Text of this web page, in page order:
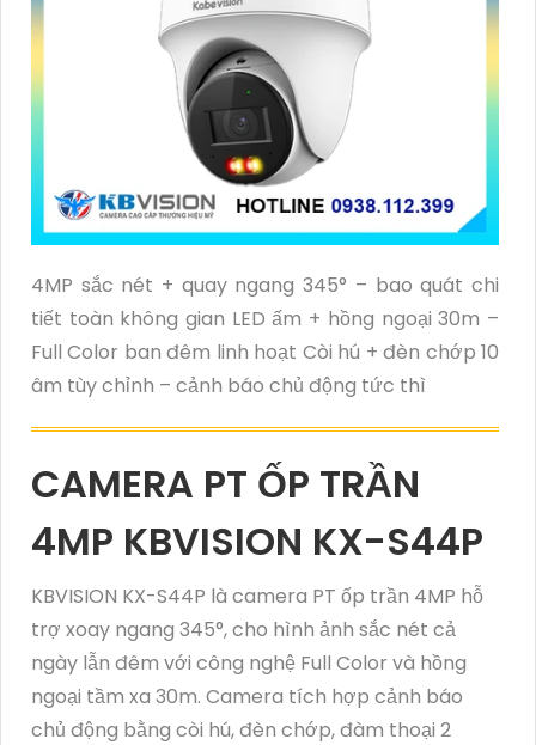
4MP sắc nét + quay ngang 345° – bao quát chi
tiết toàn không gian LED ấm + hồng ngoại 30m –
Full Color ban đêm linh hoạt Còi hú + đèn chớp 10
âm tùy chỉnh – cảnh báo chủ động tức thì
CAMERA PT ỐP TRẦN
4MP KBVISION KX-S44P
KBVISION KX-S44P là camera PT ốp trần 4MP hỗ
trợ xoay ngang 345°, cho hình ảnh sắc nét cả
ngày lẫn đêm với công nghệ Full Color và hồng
ngoại tầm xa 30m. Camera tích hợp cảnh báo
chủ động bằng còi hú, đèn chớp, đàm thoại 2